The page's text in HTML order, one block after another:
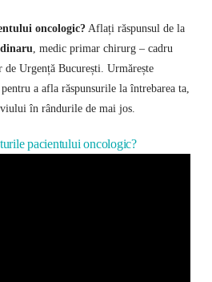
oncologic?Aflați răspunsul de la
, medic primar chirurg – cadru
Urgență București. Urmărește
a afla răspunsurile la întrebarea ta,
în rândurile de mai jos.
pacientului oncologic?